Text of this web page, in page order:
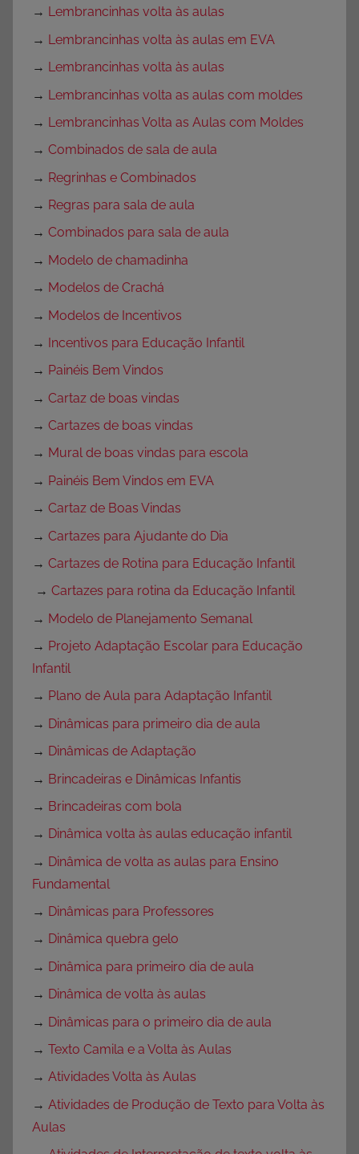
→ Lembrancinhas volta às aulas
→ Lembrancinhas volta às aulas em EVA
→ Lembrancinhas volta às aulas
→ Lembrancinhas volta as aulas com moldes
→ Lembrancinhas Volta as Aulas com Moldes
→ Combinados de sala de aula
→ Regrinhas e Combinados
→ Regras para sala de aula
→ Combinados para sala de aula
→ Modelo de chamadinha
→ Modelos de Crachá
→ Modelos de Incentivos
→ Incentivos para Educação Infantil
→ Painéis Bem Vindos
→ Cartaz de boas vindas
→ Cartazes de boas vindas
→ Mural de boas vindas para escola
→ Painéis Bem Vindos em EVA
→ Cartaz de Boas Vindas
→ Cartazes para Ajudante do Dia
→ Cartazes de Rotina para Educação Infantil
→ Cartazes para rotina da Educação Infantil
→ Modelo de Planejamento Semanal
→ Projeto Adaptação Escolar para Educação
Infantil
→ Plano de Aula para Adaptação Infantil
→ Dinâmicas para primeiro dia de aula
→ Dinâmicas de Adaptação
→ Brincadeiras e Dinâmicas Infantis
→ Brincadeiras com bola
→ Dinâmica volta às aulas educação infantil
→ Dinâmica de volta as aulas para Ensino
Fundamental
→ Dinâmicas para Professores
→ Dinâmica quebra gelo
→ Dinâmica para primeiro dia de aula
→ Dinâmica de volta às aulas
→ Dinâmicas para o primeiro dia de aula
→ Texto Camila e a Volta às Aulas
→ Atividades Volta às Aulas
→ Atividades de Produção de Texto para Volta às
Aulas